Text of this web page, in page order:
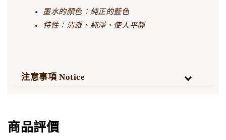
墨水的顏色：純正的藍色
特性：清澈、純淨、使人平靜
注意事項 Notice
商品評價